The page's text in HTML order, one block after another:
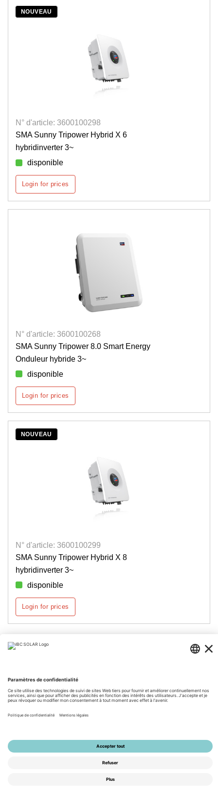
NOUVEAU
N° d'article: 3600100298
SMA Sunny Tripower Hybrid X 6
hybridinverter 3~
disponible
Login for prices
N° d'article: 3600100268
SMA Sunny Tripower 8.0 Smart Energy
Onduleur hybride 3~
disponible
Login for prices
NOUVEAU
N° d'article: 3600100299
SMA Sunny Tripower Hybrid X 8
hybridinverter 3~
disponible
Login for prices
© 2026 by IBC SOLAR AG
Mentions légales